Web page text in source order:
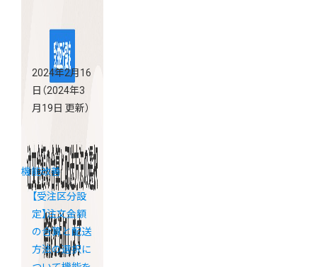
2024年2月16
日 （2024年3
月19日 更新）
機能改善
【受注区分設
定】注文金額
の合算と配送
方法の選択に